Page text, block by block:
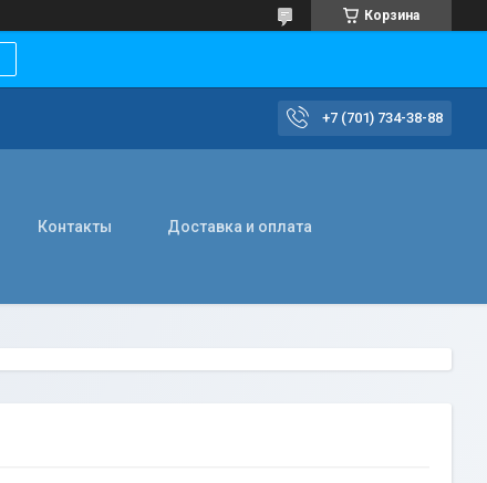
Корзина
+7 (701) 734-38-88
Контакты Доставка и оплата